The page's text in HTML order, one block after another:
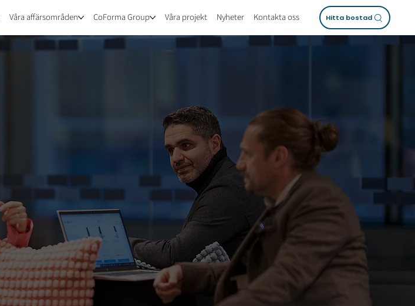
Våra affärsområden CoForma Group Våra projekt Nyheter Kontakta oss Hitta bostad